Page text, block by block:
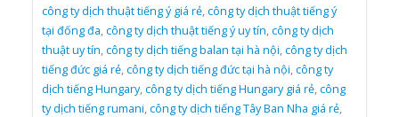
công ty dịch thuật tiếng ý giá rẻ,công ty dịch thuật tiếng ý
tại đống đa,công ty dịch thuật tiếng ý uy tín,công ty dịch
thuật uy tín,công ty dịch tiếng balan tại hà nội,công ty dịch
tiếng đức giá rẻ,công ty dịch tiếng đức tại hà nội,công ty
dịch tiếng Hungary,công ty dịch tiếng Hungary giá rẻ,công
ty dịch tiếng rumani,công ty dịch tiếng Tây Ban Nha giá rẻ,